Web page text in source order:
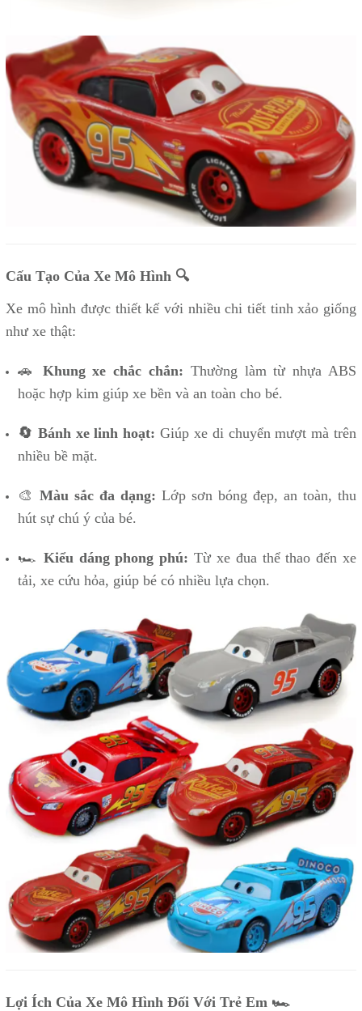
Cấu Tạo Của Xe Mô Hình 🔍
Xe mô hình được thiết kế với nhiều chi tiết tinh xảo giống
như xe thật:
🚗 Khung xe chắc chắn: Thường làm từ nhựa ABS
hoặc hợp kim giúp xe bền và an toàn cho bé.
🔄 Bánh xe linh hoạt: Giúp xe di chuyển mượt mà trên
nhiều bề mặt.
🎨 Màu sắc đa dạng: Lớp sơn bóng đẹp, an toàn, thu
hút sự chú ý của bé.
🏎️ Kiểu dáng phong phú: Từ xe đua thể thao đến xe
tải, xe cứu hỏa, giúp bé có nhiều lựa chọn.
Lợi Ích Của Xe Mô Hình Đối Với Trẻ Em 🏎️